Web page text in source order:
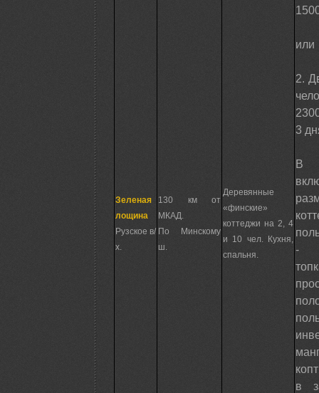
Зеленая
лощина
Рузское в/
х.
130 км от
МКАД.
По Минскому
ш.
Деревянные
«финские»
коттеджи на 2, 4
и 10 чел. Кухня,
спальня.
или
2.
3
В
-
в